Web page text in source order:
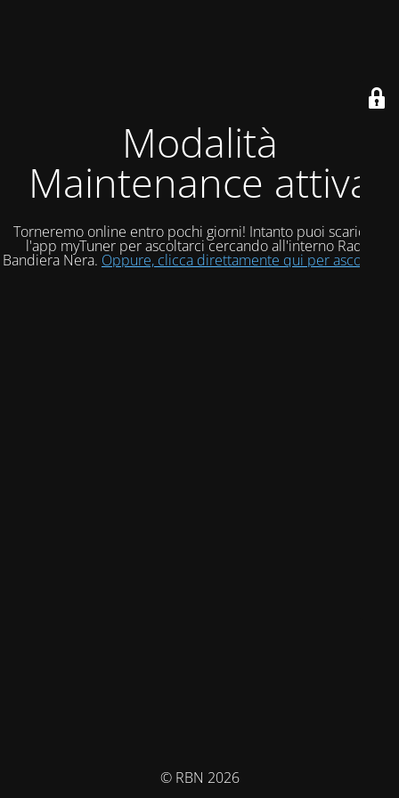
Modalità
Maintenance attiva
Torneremo online entro pochi giorni! Intanto puoi scaricare
l'app myTuner per ascoltarci cercando all'interno Radio
Bandiera Nera. Oppure, clicca direttamente qui per ascoltarci!
© RBN 2026